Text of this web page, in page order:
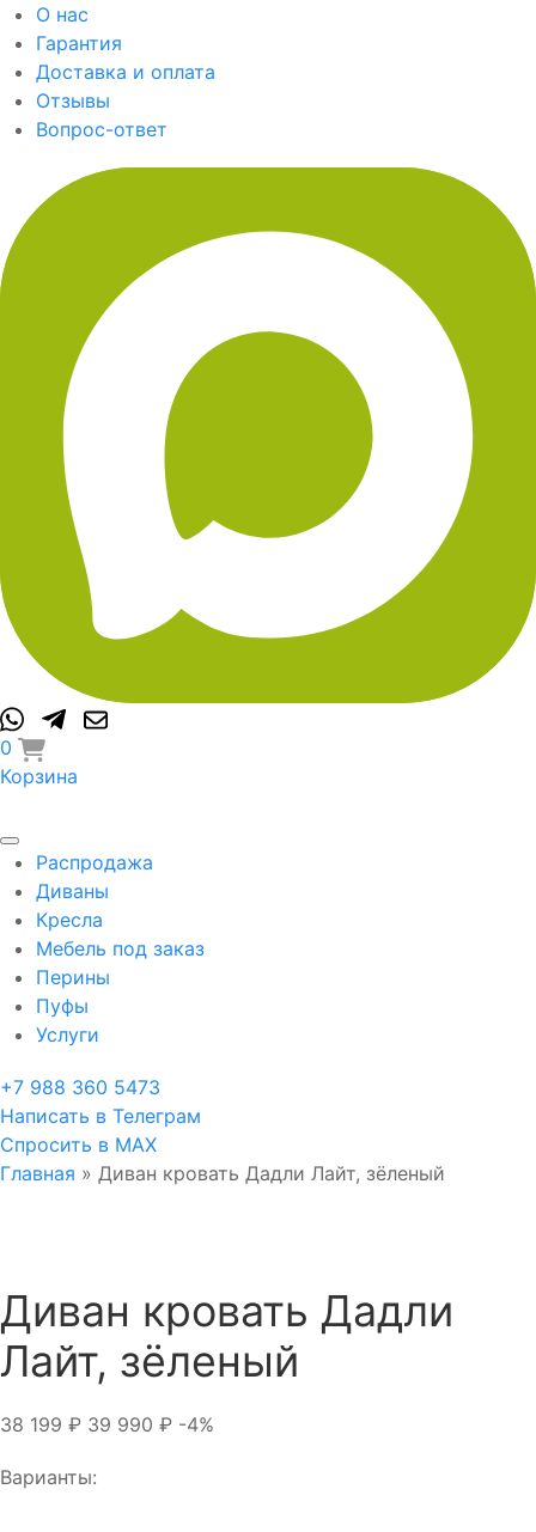
О нас
Гарантия
Доставка и оплата
Отзывы
Вопрос-ответ
0
Корзина
Распродажа
Диваны
Кресла
Мебель под заказ
Перины
Пуфы
Услуги
+7 988 360 5473
Написать в Телеграм
Спросить в MAX
Главная » Диван кровать Дадли Лайт, зёленый
Диван кровать Дадли
Лайт, зёленый
38 199 ₽ 39 990 ₽ -4%
Варианты: